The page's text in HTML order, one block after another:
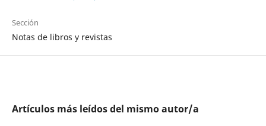
Sección
Notas de libros y revistas
Artículos más leídos del mismo autor/a